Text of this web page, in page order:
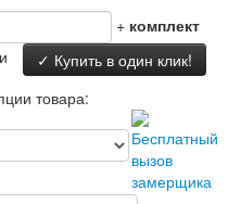
тамбурная под
+ комплект
✓ Купить в один клик!
товара: